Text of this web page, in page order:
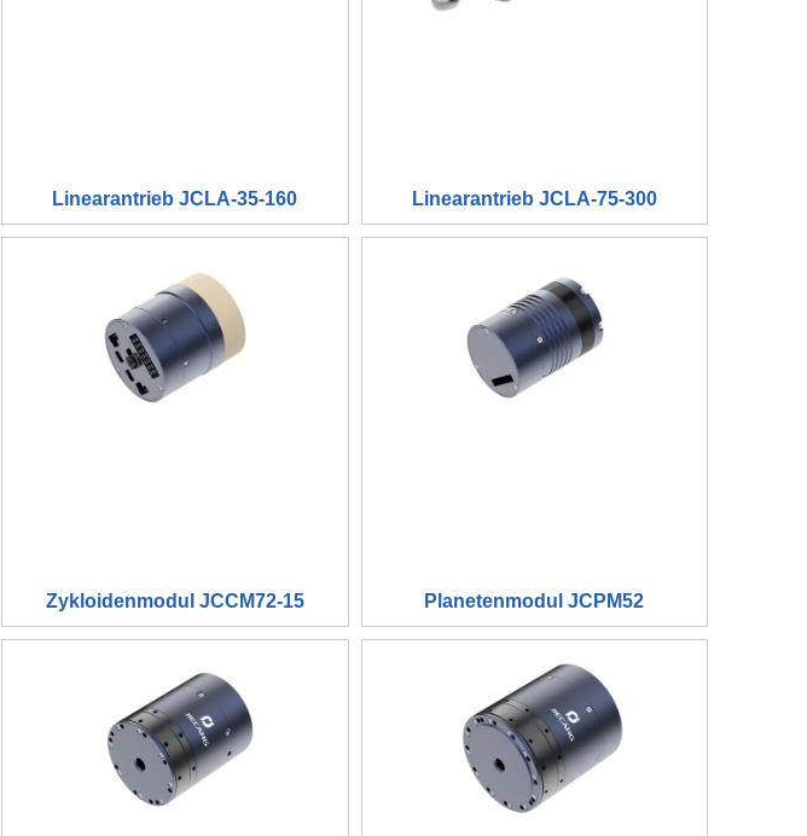
Linearantrieb JCLA-35-160 Linearantrieb JCLA-75-300
Zykloidenmodul JCCM72-15 Planetenmodul JCPM52